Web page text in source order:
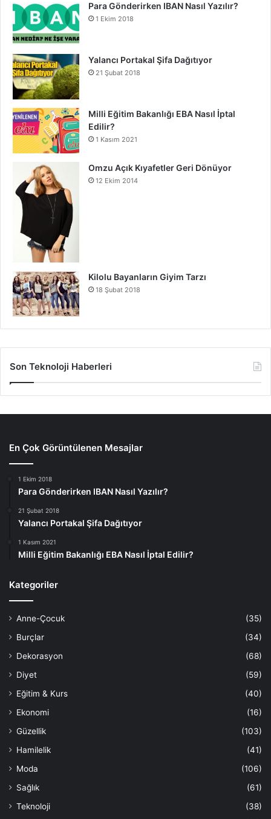
Para Gönderirken IBAN Nasıl Yazılır?
1 Ekim 2018
Yalancı Portakal Şifa Dağıtıyor
21 Şubat 2018
Milli Eğitim Bakanlığı EBA Nasıl İptal
Edilir?
1 Kasım 2021
Omzu Açık Kıyafetler Geri Dönüyor
12 Ekim 2014
Kilolu Bayanların Giyim Tarzı
18 Şubat 2018
Son Teknoloji Haberleri
En Çok Görüntülenen Mesajlar
1 Ekim 2018
Para Gönderirken IBAN Nasıl Yazılır?
21 Şubat 2018
Yalancı Portakal Şifa Dağıtıyor
1 Kasım 2021
Milli Eğitim Bakanlığı EBA Nasıl İptal Edilir?
Kategoriler
Anne-Çocuk
(35)
Burçlar
(34)
Dekorasyon
(68)
Diyet
(59)
Eğitim & Kurs
(40)
Ekonomi
(16)
Güzellik
(103)
Hamilelik
(41)
Moda
(106)
Sağlık
(61)
Teknoloji
(38)